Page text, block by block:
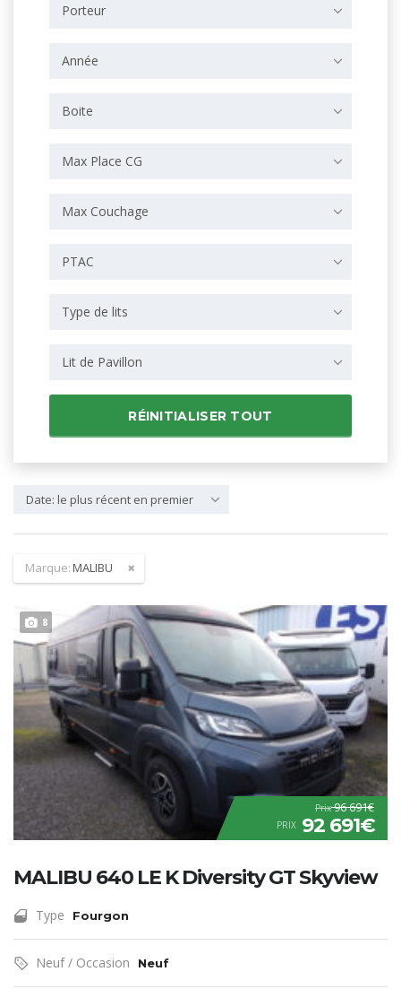
Porteur
Année
Boite
Max Place CG
Max Couchage
PTAC
Type de lits
Lit de Pavillon
RÉINITIALISER TOUT
Date: le plus récent en premier
Marque:MALIBU
8
Prix96 691€
PRIX 92 691€
MALIBU 640 LE K Diversity GT Skyview
Type Fourgon
Neuf / Occasion Neuf